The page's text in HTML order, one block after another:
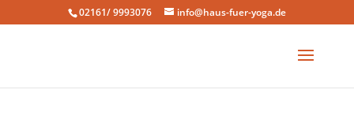
02161/ 9993076 info@haus-fuer-yoga.de